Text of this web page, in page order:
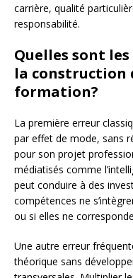
carrière, qualité
responsabilité.
Quelles sont
la construction
formation?
La première erreur
par effet de mode, sans
pour son projet
médiatisés comme
peut conduire à des
compétences ne
ou si elles ne
Une autre erreur
théorique sans